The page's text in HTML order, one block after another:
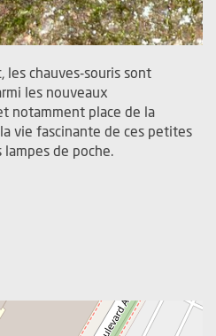
les chauves-souris sont
les nouveaux
notamment place de la
vie fascinante de ces petites
lampes de poche.